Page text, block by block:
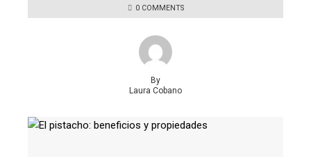
0 COMMENTS
By
Laura Cobano